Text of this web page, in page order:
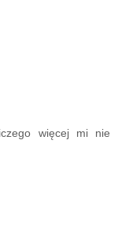
więcej mi nie